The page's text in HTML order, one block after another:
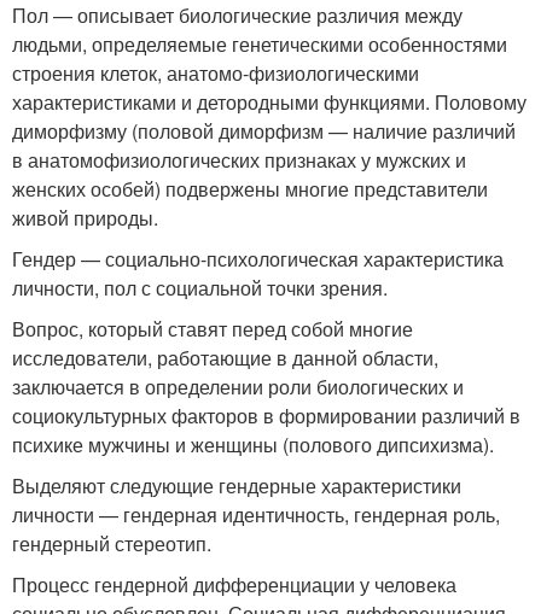
Пол — описывает биологические различия между
людьми, определяемые генетическими особенностями
строения клеток, анатомо-физиологическими
характеристиками и детородными функциями. Половому
диморфизму (половой диморфизм — наличие различий
в анатомофизиологических признаках у мужских и
женских особей) подвержены многие представители
живой природы.
Гендер — социально-психологическая характеристика
личности, пол с социальной точки зрения.
Вопрос, который ставят перед собой многие
исследователи, работающие в данной области,
заключается в определении роли биологических и
социокультурных факторов в формировании различий в
психике мужчины и женщины (полового дипсихизма).
Выделяют следующие гендерные характеристики
личности — гендерная идентичность, гендерная роль,
гендерный стереотип.
Процесс гендерной дифференциации у человека